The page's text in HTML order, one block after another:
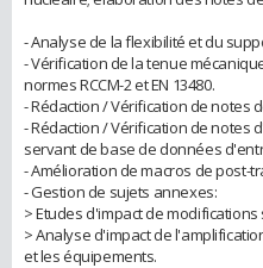
- Analyse de la flexibilité et du
- Vérification de la tenue
normes RCCM-2 et EN 13480.
- Rédaction / Vérification de notes
- Rédaction / Vérification de notes
servant de base de données
- Amélioration de macros de post-
- Gestion de sujets annexes:
> Etudes d'impact de modifications
> Analyse d'impact de
et les équipements.